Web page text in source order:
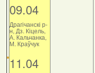
09.04
Драгічанскі р-
н, Дз. Кіцель,
А. Кальчанка,
М. Краўчук
11.04